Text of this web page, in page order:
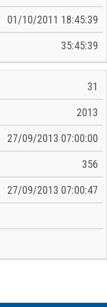
01/10/2011 18:45:39
35:45:39
31
2013
27/09/2013 07:00:00
356
27/09/2013 07:00:47